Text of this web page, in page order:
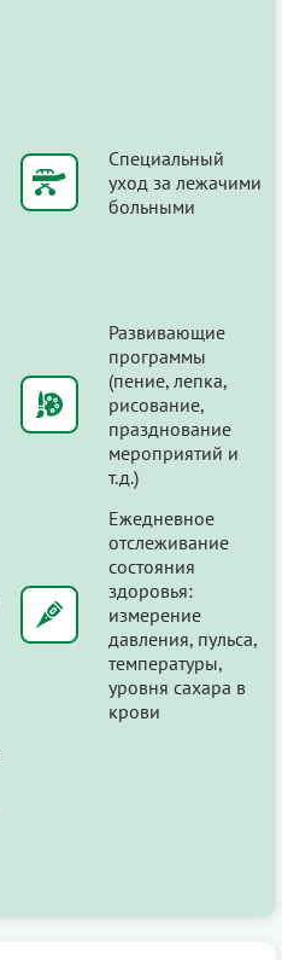
Специальный
уход за лежачими
больными
Развивающие
программы
(пение, лепка,
рисование,
празднование
мероприятий и
т.д.)
Ежедневное
отслеживание
состояния
здоровья:
измерение
давления, пульса,
температуры,
уровня сахара в
крови